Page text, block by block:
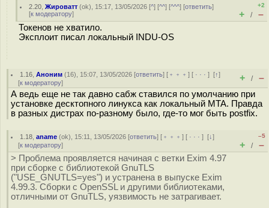
2.20 ,Жироватт (ok), 15:17, 13/05/2026 [^] [^^] [^^^] [ответить]
[к модератору]
+2
+ / –
Токенов не хватило.
Эксплоит писал локальный INDU-OS
1.16 ,Аноним (16), 15:07, 13/05/2026 [ответить] [ ﹢﹢﹢] [ · · ·][↑]
[к модератору] + / –
А ведь еще не так давно сабж ставился по умолчанию при
установке десктопного линукса как локальный MTA. Правда
в разных дистрах по-разному было, где-то мог быть postfix.
1.18 ,aname (ok), 15:11, 13/05/2026 [ответить] [ ﹢﹢﹢] [ · · ·][↓]
[к модератору]
–5
+ / –
> Проблема проявляется начиная с ветки Exim 4.97
при сборке с библиотекой GnuTLS
("USE_GNUTLS=yes") и устранена в выпуске Exim
4.99.3. Сборки с OpenSSL и другими библиотеками,
отличными от GnuTLS, уязвимость не затрагивает.